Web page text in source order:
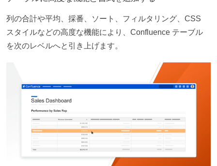
列の合計や平均、採番、ソート、フィルタリング、CSS
スタイルなどの高度な機能により、Confluence テーブル
を次のレベルへと引き上げます。